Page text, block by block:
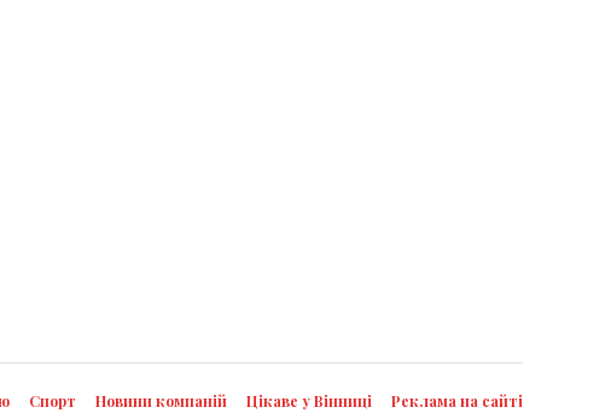
Спорт Новини компаній Цікаве у Вінниці Реклама на сайті